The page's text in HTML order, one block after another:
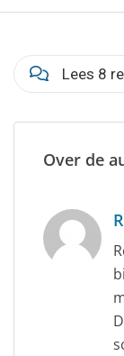
Lees 8
Over de